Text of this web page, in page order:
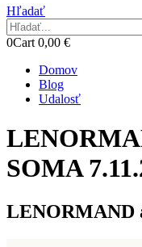
Hľadať
0Cart 0,00 €
Domov
Blog
Udalosť
SOMA
LENORMAND